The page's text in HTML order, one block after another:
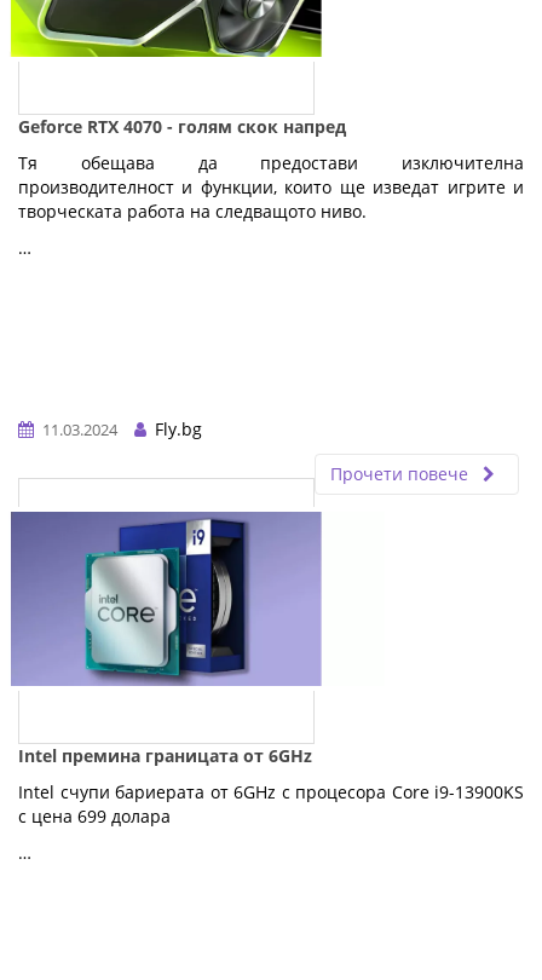
Geforce RTX 4070 - голям скок напред
Тя обещава да предостави изключителна
производителност и функции, които ще изведат игрите и
творческата работа на следващото ниво.
…
11.03.2024
Fly.bg
Прочети повече
Intel премина границата от 6GHz
Intel счупи бариерата от 6GHz с процесора Core i9-13900KS
с цена 699 долара
…